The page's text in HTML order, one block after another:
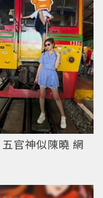
官神似陳曉 網